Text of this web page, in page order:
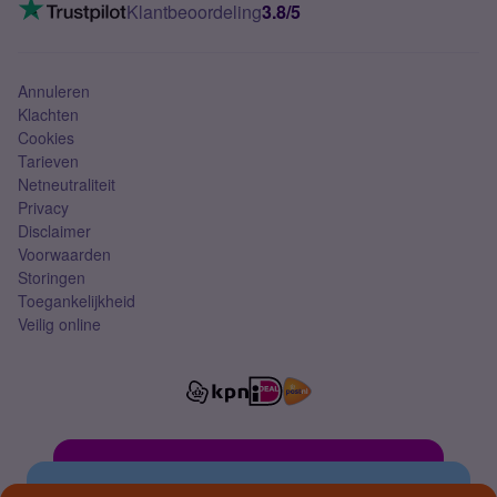
Mobiel abonnement
Klantbeoordeling3.8/5
Annuleren
Klachten
Cookies
Tarieven
Netneutraliteit
Privacy
Disclaimer
Voorwaarden
Storingen
Toegankelijkheid
Veilig online